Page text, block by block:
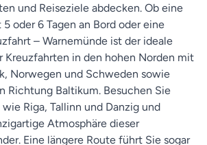
und Reiseziele abdecken. Ob eine
oder 6 Tagen an Bord oder eine
– Warnemünde ist der ideale
Kreuzfahrten in den hohen Norden mit
Norwegen und Schweden sowie
Richtung Baltikum. Besuchen Sie
Riga, Tallinn und Danzig und
Atmosphäre dieser
Eine längere Route führt Sie sogar